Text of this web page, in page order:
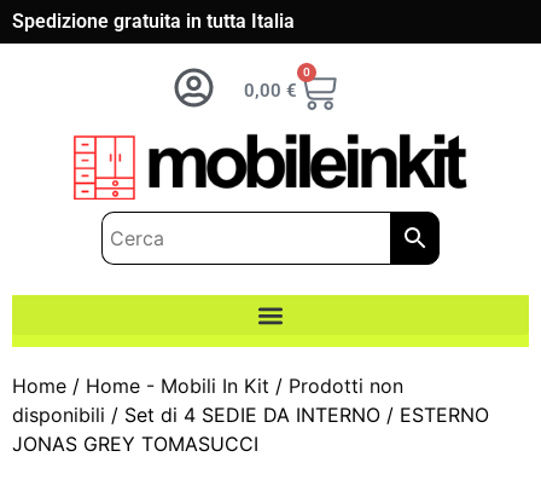
Spedizione gratuita in tutta Italia
0,00 €
0
Home / Home - Mobili In Kit / Prodotti non
disponibili / Set di 4 SEDIE DA INTERNO / ESTERNO
JONAS GREY TOMASUCCI